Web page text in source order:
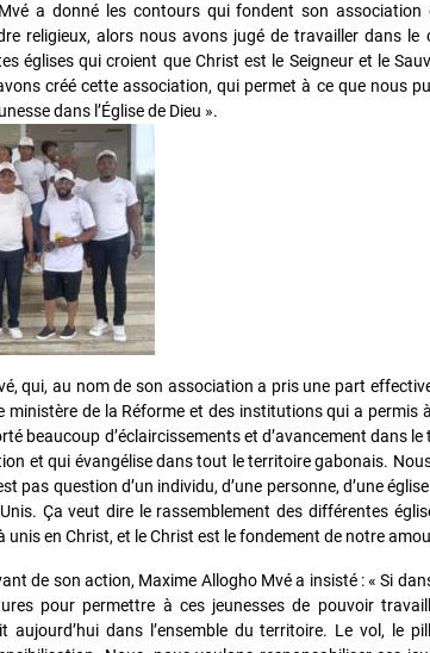
Mvé a donné les contours qui fondent son
religieux, alors nous avons jugé de travailler dans
églises qui croient que Christ est le Seigneur et le
créé cette association, qui permet à ce que nous
dans l’Église de Dieu ».
qui, au nom de son association a pris une part
ministère de la Réforme et des institutions qui a permis
beaucoup d’éclaircissements et d’avancement dans
et qui évangélise dans tout le territoire gabonais.
pas question d’un individu, d’une personne, d’une
Ça veut dire le rassemblement des différentes
unis en Christ, et le Christ est le fondement de notre
de son action, Maxime Allogho Mvé a insisté : « Si
pour permettre à ces jeunesses de pouvoir
dans l’ensemble du territoire. Le vol, le